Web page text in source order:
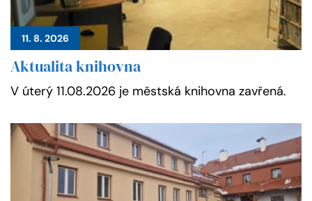
11. 8. 2026
Aktualita knihovna
V úterý 11.08.2026 je městská knihovna zavřená.